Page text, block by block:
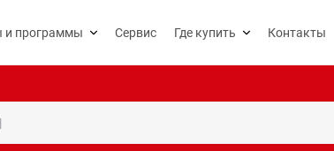
и программы Сервис Где купить Контакты